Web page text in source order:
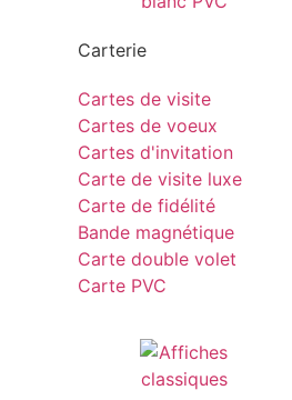
Carterie
Cartes de visite
Cartes de voeux
Cartes d'invitation
Carte de visite luxe
Carte de fidélité
Bande magnétique
Carte double volet
Carte PVC